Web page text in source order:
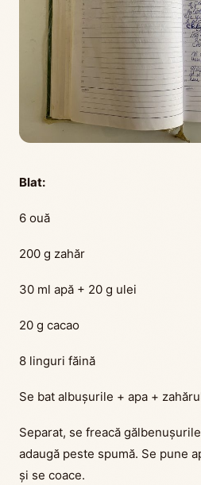
Blat:
6 ouă
200 g zahăr
30 ml apă + 20 g ulei
20 g cacao
8 linguri făină
Se bat albușurile + apa +
Separat, se freacă
adaugă peste spumă. Se pune
și se coace.